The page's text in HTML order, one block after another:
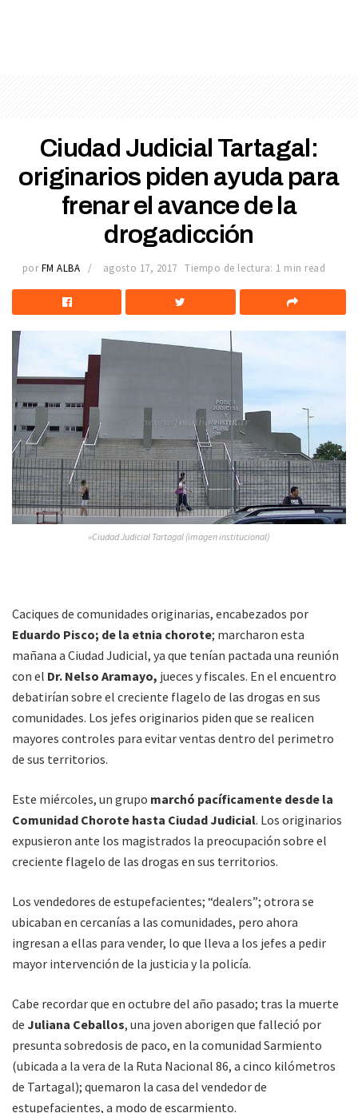
Ciudad Judicial Tartagal:
originarios piden ayuda para
frenar el avance de la
drogadicción
por FM ALBA agosto 17, 2017 Tiempo de lectura: 1 min read
»Ciudad Judicial Tartagal (imagen institucional)
Caciques de comunidades originarias, encabezados por
Eduardo Pisco; de la etnia chorote; marcharon esta
mañana a Ciudad Judicial, ya que tenían pactada una reunión
con el Dr. Nelso Aramayo, jueces y fiscales. En el encuentro
debatirían sobre el creciente flagelo de las drogas en sus
comunidades. Los jefes originarios piden que se realicen
mayores controles para evitar ventas dentro del perimetro
de sus territorios.
Este miércoles, un grupo marchó pacíficamente desde la
Comunidad Chorote hasta Ciudad Judicial. Los originarios
expusieron ante los magistrados la preocupación sobre el
creciente flagelo de las drogas en sus territorios.
Los vendedores de estupefacientes; “dealers”; otrora se
ubicaban en cercanías a las comunidades, pero ahora
ingresan a ellas para vender, lo que lleva a los jefes a pedir
mayor intervención de la justicia y la policía.
Cabe recordar que en octubre del año pasado; tras la muerte
de Juliana Ceballos, una joven aborigen que falleció por
presunta sobredosis de paco, en la comunidad Sarmiento
(ubicada a la vera de la Ruta Nacional 86, a cinco kilómetros
de Tartagal); quemaron la casa del vendedor de
estupefacientes, a modo de escarmiento.